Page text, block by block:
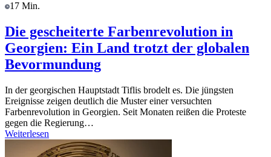
17 Min.
Die gescheiterte Farbenrevolution in
Georgien: Ein Land trotzt der globalen
Bevormundung
In der georgischen Hauptstadt Tiflis brodelt es. Die jüngsten
Ereignisse zeigen deutlich die Muster einer versuchten
Farbenrevolution in Georgien. Seit Monaten reißen die Proteste
gegen die Regierung…
Weiterlesen